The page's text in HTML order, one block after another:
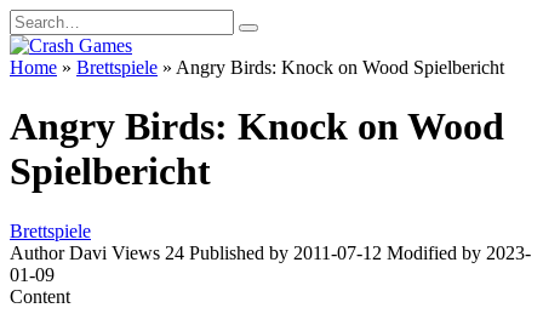
Skip
to
content
Search
for:
Home » Brettspiele » Angry Birds: Knock on Wood Spielbericht
Angry Birds: Knock on Wood
Spielbericht
Brettspiele
Author Davi Views 24 Published by 2011-07-12 Modified by 2023-
01-09
Content